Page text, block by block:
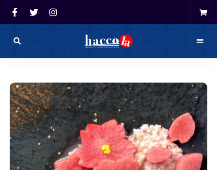
発酵ライ
フを楽し
む「ハッ
コラ」
は
発
酵
ラ
イ
フ
を
楽
し
む
た
め
の